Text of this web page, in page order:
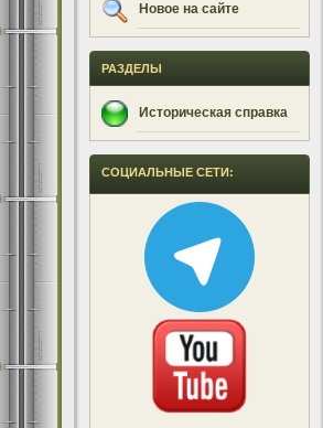
Новое на сайте
РАЗДЕЛЫ
Историческая справка
СОЦИАЛЬНЫЕ СЕТИ: